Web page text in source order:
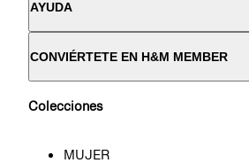
AYUDA
CONVIÉRTETE EN H&M MEMBER
Colecciones
MUJER